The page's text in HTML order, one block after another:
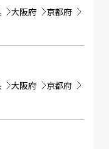
大阪府
京都府
大阪府
京都府